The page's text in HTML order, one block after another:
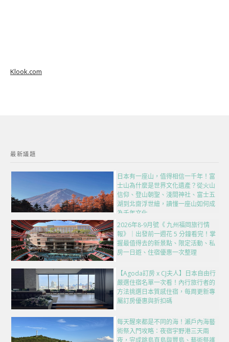
Klook.com
最新議題
日本有一座山，值得相信一千年！富
士山為什麼是世界文化遺產？從火山
信仰、登山朝聖、淺間神社、富士五
湖到北齋浮世繪，讀懂一座山如何成
為千年文化
2026年8-9月號《 九州福岡旅行情
報》｜出發前一週花 5 分鐘看完！掌
握最值得去的新景點、限定活動、私
房一日遊、住宿優惠一次整理
【Agoda訂房 x CJ夫人】日本自由行
嚴選住宿名單一次看！內行旅行者的
方法挑選日本質感住宿，每周更新專
屬訂房優惠與折扣碼
每天醒來都是不同的海！瀨戶內海藝
術祭入門攻略：夜宿宇野港三天兩
夜，完成跳島直島與豐島、藝術祭護